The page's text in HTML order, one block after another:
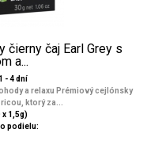
čierny čaj Earl Grey s
a...
- 4 dní
a relaxu Prémiový cejlónsky
ktorý za...
x 1,5g)
podielu: